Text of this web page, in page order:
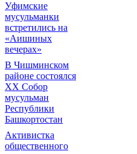
Уфимские
мусульманки
встретились на
«Аишиных
вечерах»
В Чишминском
районе состоялся
XX Собор
мусульман
Республики
Башкортостан
Активистка
общественного